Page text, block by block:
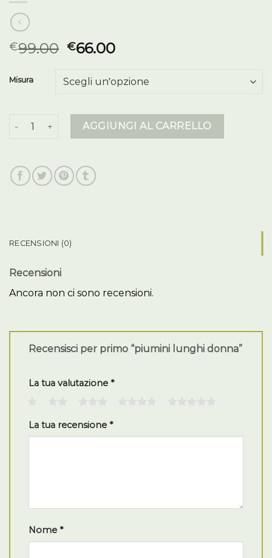
€99.00 €66.00
Misura
piumini lunghi donna quantitàAGGIUNGI AL CARRELLO
RECENSIONI (0)
Recensioni
Ancora non ci sono recensioni.
Recensisci per primo “piumini lunghi donna”
La tua valutazione *
La tua recensione *
Nome *